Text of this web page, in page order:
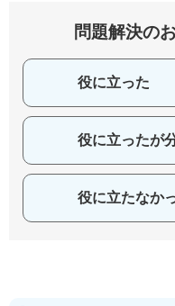
問題解決の
役に立った
役に立ったが
役に立たなか